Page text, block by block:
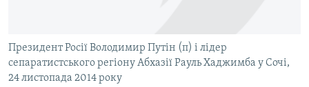
УКРАЇНСЬКА ПРОБЛЕМА КРИМУ
ІНФОГРАФІКА
ДОЛУЧАЙСЯ!
Президент Росії Володимир Путін (п) і лідер
сепаратистського регіону Абхазії Рауль Хаджимба у Сочі,
24 листопада 2014 року